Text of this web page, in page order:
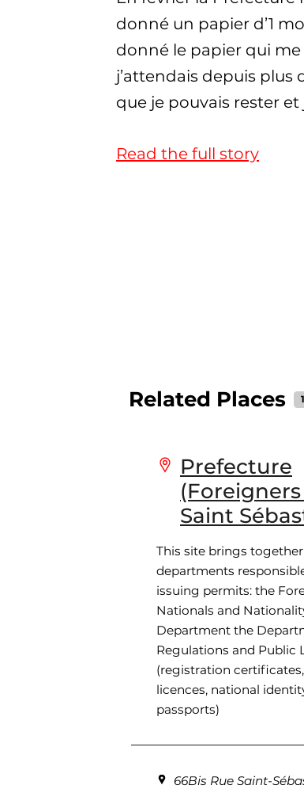
donné un papier d’1
donné le papier qui
j’attendais depuis plus
que je pouvais rester
Read the full story
Related Places 1
Prefecture
(Foreigners
Saint
This site brings
departments
issuing permits: the
Nationals and
Department the
Regulations and Public
(registration
licences, national
passports)
66Bis Rue Saint-